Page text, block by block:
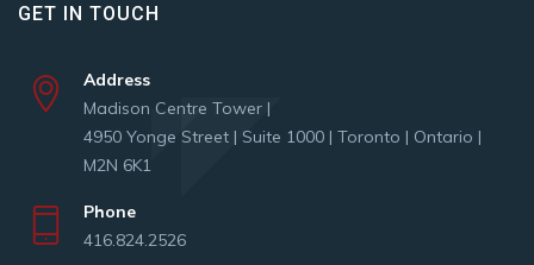
GET IN TOUCH
Address
Madison Centre Tower |
4950 Yonge Street | Suite 1000 | Toronto | Ontario |
M2N 6K1
Phone
416.824.2526